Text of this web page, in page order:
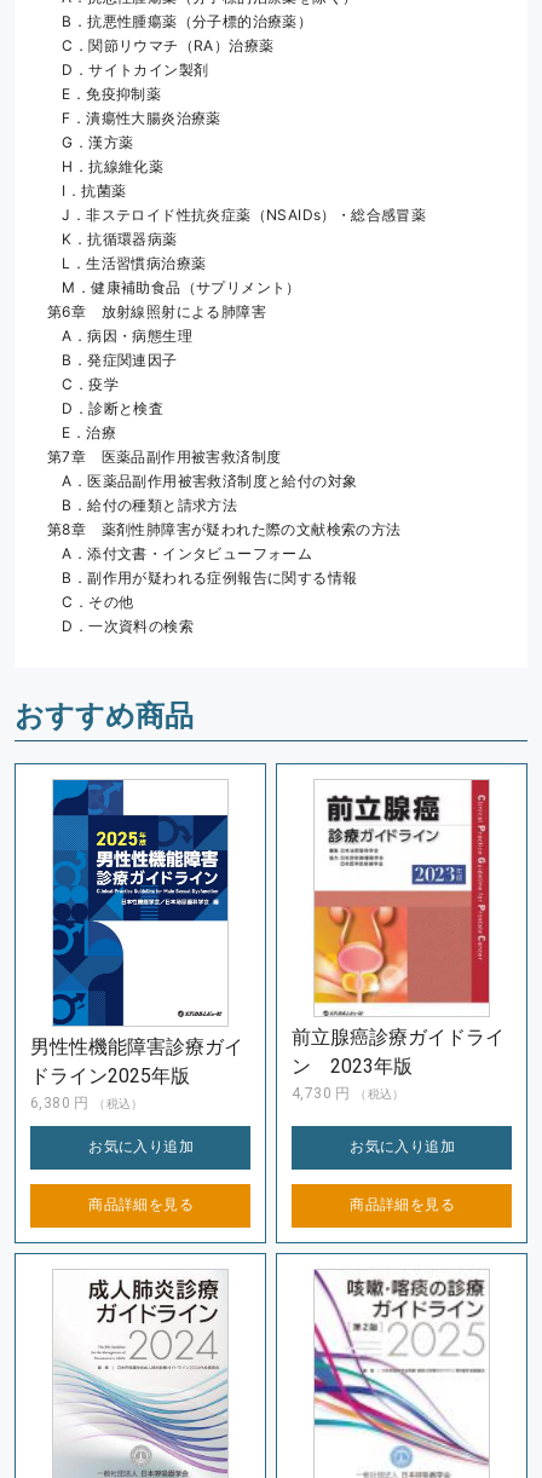
B．抗悪性腫瘍薬（分子標的治療薬）
C．関節リウマチ（RA）治療薬
D．サイトカイン製剤
E．免疫抑制薬
F．潰瘍性大腸炎治療薬
G．漢方薬
H．抗線維化薬
I．抗菌薬
J．非ステロイド性抗炎症薬（NSAIDs）・総合感冒薬
K．抗循環器病薬
L．生活習慣病治療薬
M．健康補助食品（サプリメント）
第6章　放射線照射による肺障害
A．病因・病態生理
B．発症関連因子
C．疫学
D．診断と検査
E．治療
第7章　医薬品副作用被害救済制度
A．医薬品副作用被害救済制度と給付の対象
B．給付の種類と請求方法
第8章　薬剤性肺障害が疑われた際の文献検索の方法
A．添付文書・インタビューフォーム
B．副作用が疑われる症例報告に関する情報
C．その他
D．一次資料の検索
おすすめ商品
男性性機能障害診療ガイ
ドライン2025年版
6,380 円 （税込）
お気に入り追加
商品詳細を 見る
前立腺癌診療ガイドライ
ン 2023年版
4,730 円 （税込）
お気に入り追加
商品詳細を 見る